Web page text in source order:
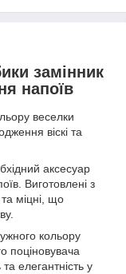
замінник
напоїв
веселки
віскі та
аксесуар
Виготовлені з
та міцні, що
кольору
поціновувача
елегантність у